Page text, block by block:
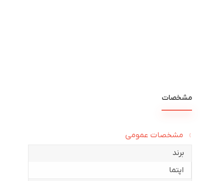
مشخصات
مشخصات عمومی
برند
اپتما